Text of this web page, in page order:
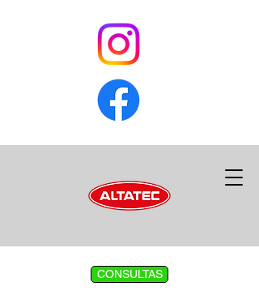
CONSULTAS